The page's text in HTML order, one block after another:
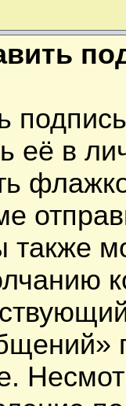
её в